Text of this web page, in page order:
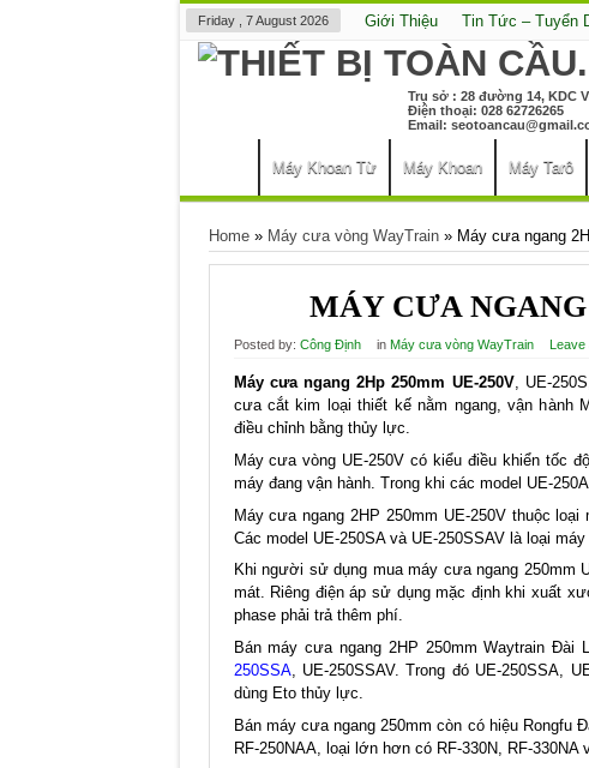
Friday , 7 August 2026 Giới Thiệu Tin Tức – Tuyển
Trụ sở : 28 đường 14, KDC
Điện thoại: 028 62726265
Email:
Máy Khoan Từ Máy Khoan Máy Tarô
Home» Máy cưa vòng WayTrain» Máy cưa ngang
MÁY CƯA
Posted by: Công Định in Máy cưa vòng WayTrain Leave
Máy cưa ngang 2Hp 250mm UE-250V, UE-
cưa cắt kim loại thiết kế nằm ngang, vận hành
điều chỉnh bằng thủy lực.
Máy cưa vòng UE-250V có kiểu điều khiển tốc
máy đang vận hành. Trong khi các model UE-
Máy cưa ngang 2HP 250mm UE-250V thuộc
Các model UE-250SA và UE-250SSAV là loại
Khi người sử dụng mua máy cưa ngang 250mm
mát. Riêng điện áp sử dụng mặc định khi xuất
phase phải trả thêm phí.
Bán máy cưa ngang 2HP 250mm Waytrain Đài
250SSA, UE-250SSAV. Trong đó UE-250SSA,
dùng Eto thủy lực.
Bán máy cưa ngang 250mm còn có hiệu Rongfu
RF-250NAA, loại lớn hơn có RF-330N, RF-330NA